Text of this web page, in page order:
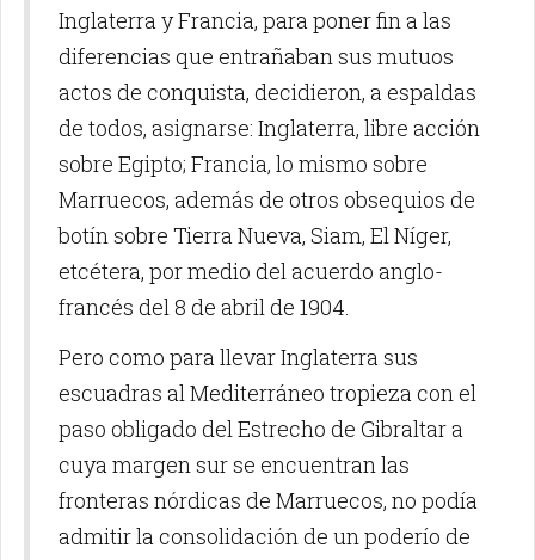
Inglaterra y Francia, para poner fin a las
diferencias que entrañaban sus mutuos
actos de conquista, decidieron, a espaldas
de todos, asignarse: Inglaterra, libre acción
sobre Egipto; Francia, lo mismo sobre
Marruecos, además de otros obsequios de
botín sobre Tierra Nueva, Siam, El Níger,
etcétera, por medio del acuerdo anglo-
francés del 8 de abril de 1904.
Pero como para llevar Inglaterra sus
escuadras al Mediterráneo tropieza con el
paso obligado del Estrecho de Gibraltar a
cuya margen sur se encuentran las
fronteras nórdicas de Marruecos, no podía
admitir la consolidación de un poderío de